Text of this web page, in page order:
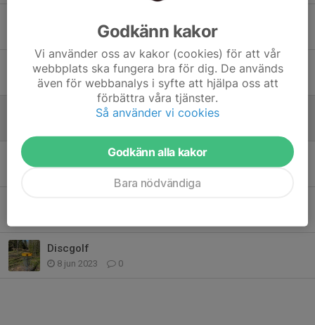
16 dec 2025 0
Dammen vid Slätthultsgården
30 sep 2024 0
Årsmöte 2024
Stormfällda träd
Discgolf
8 jun 2023 0
Godkänn kakor
Vi använder oss av kakor (cookies) för att vår
webbplats ska fungera bra för dig. De används
även för webbanalys i syfte att hjälpa oss att
förbättra våra tjänster.
Så använder vi cookies
Godkänn alla kakor
Bara nödvändiga